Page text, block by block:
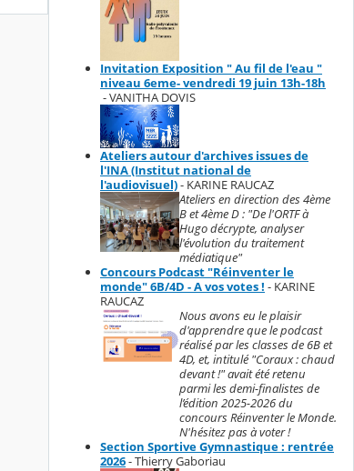
Invitation Exposition " Au fil de l'eau "
niveau 6eme- vendredi 19 juin 13h-18h
- VANITHA DOVIS
Ateliers autour d'archives issues de
l'INA (Institut national de
l'audiovisuel)- KARINE RAUCAZ
Ateliers en direction des 4ème
B et 4ème D : "De l'ORTF à
Hugo décrypte, analyser
l'évolution du traitement
médiatique"
Concours Podcast "Réinventer le
monde" 6B/4D - A vos votes ! - KARINE
RAUCAZ
Nous avons eu le plaisir
d'apprendre que le podcast
réalisé par les classes de 6B et
4D, et, intitulé "Coraux : chaud
devant !" avait été retenu
parmi les demi-finalistes de
l’édition 2025-2026 du
concours Réinventer le Monde.
N'hésitez pas à voter !
Section Sportive Gymnastique : rentrée
2026- Thierry Gaboriau